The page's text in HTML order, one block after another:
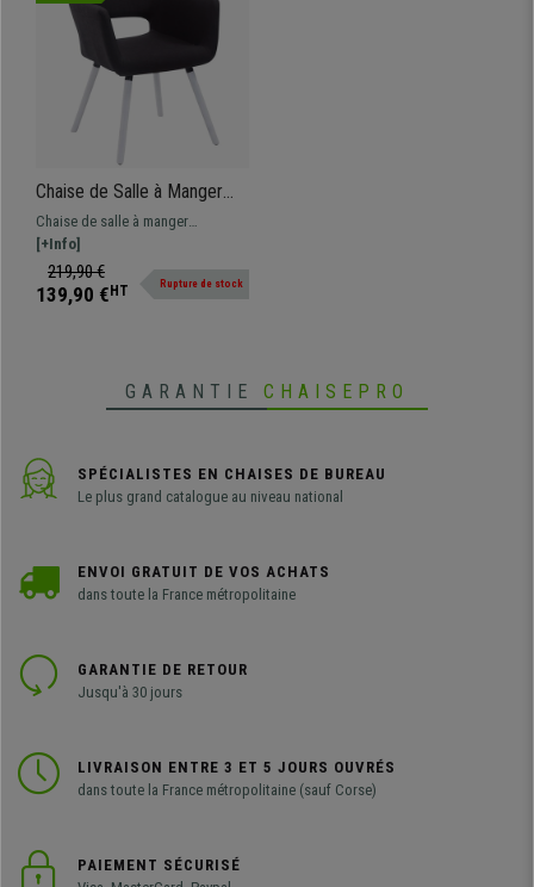
Chaise de Salle à Manger
NAMASTE en Tissu Noir,
Pieds en Bois Blanc
Chaise de salle à manger
NAMASTE, un modèle au design
exclusif et très confortable qui
possède une assise et un dossier
[+Info]
219,90 €
139,90 € HT Rupture de stock
GARANTIE CHAISEPRO
SPÉCIALISTES EN CHAISES DE BUREAU
Le plus grand catalogue au niveau national
ENVOI GRATUIT DE VOS ACHATS
dans toute la France métropolitaine
GARANTIE DE RETOUR
Jusqu'à 30 jours
LIVRAISON ENTRE 3 ET 5 JOURS OUVRÉS
dans toute la France métropolitaine (sauf Corse)
PAIEMENT SÉCURISÉ